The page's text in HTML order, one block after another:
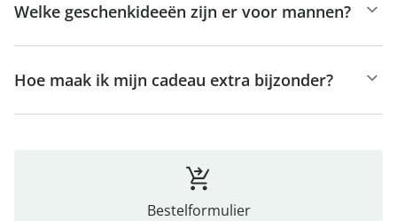
Welke geschenkideeën zijn er voor mannen?
Hoe maak ik mijn cadeau extra bijzonder?
Bestelformulier